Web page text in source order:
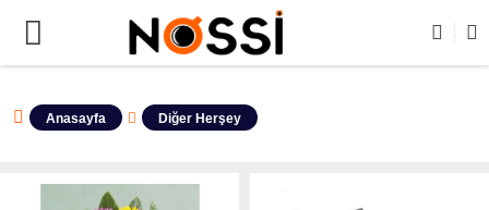
TAMAMI DEMODUR SATIŞA KAPALIDIR !
Anasayfa Diğer Herşey